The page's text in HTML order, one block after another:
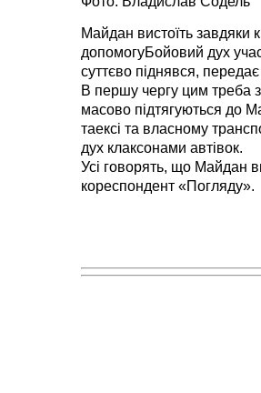
Майдан вистоїть завдяки
допомогуБойовий дух
суттєво піднявся,
В першу чергу цим треба
масово підтягуються до
таексі та власному
дух клаксонами автівок.
Усі говорять, що Майдан
кореспондент «Погляду».